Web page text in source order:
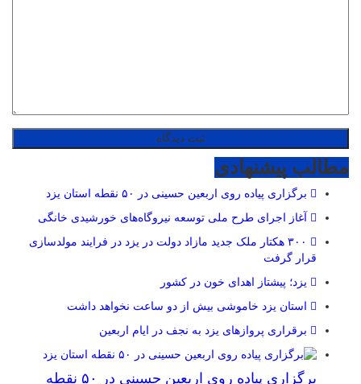
مطالب پیشنهادی
برگزاری پیاده روی اربعین حسینی در ۵۰ نقطه استان یزد
آغاز اجرای طرح ملی توسعه نیروگاه‌های خورشیدی خانگی
۳۰۰ هکتار ملک جدید مازاد دولت در یزد در فرایند مولدسازی
قرار گرفت
یزد؛ پیشتاز اهدای خون در کشور
استان یزد خاموشی بیش از دو ساعت نخواهد داشت
برقراری پرواز‌های یزد به نجف در ایام اربعین
برگزاری پیاده روی اربعین حسینی در ۵۰ نقطه